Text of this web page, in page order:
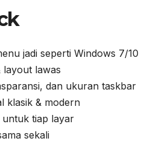
jadi seperti Windows 7/10
layout lawas
dan ukuran taskbar
klasik & modern
tiap layar
sekali